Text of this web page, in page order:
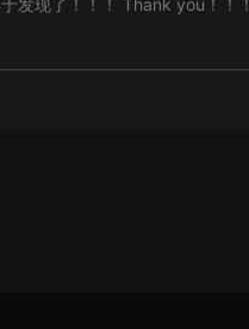
发现了！！！ Thank you！！！